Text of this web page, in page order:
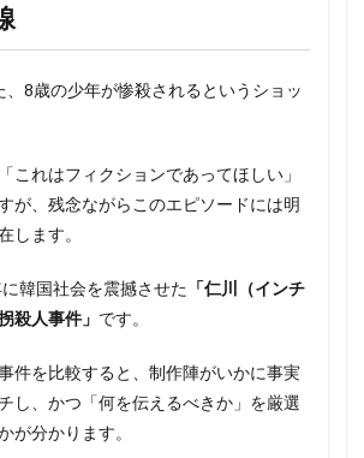
、8歳の少年が惨殺されるというショッ
これはフィクションであってほしい」
が、残念ながらこのエピソードには明
します。
韓国社会を震撼させた 「仁川（インチ
殺人事件」 です。
件を比較すると、制作陣がいかに事実
し、かつ「何を伝えるべきか」を厳選
が分かります。